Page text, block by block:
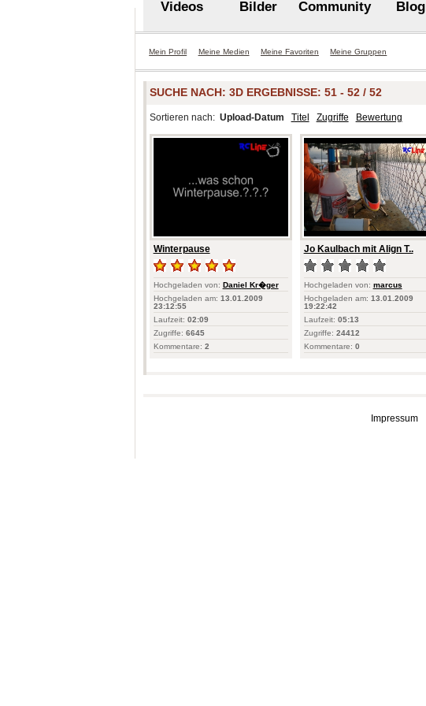
Videos Bilder Community Blog
Mein Profil Meine Medien Meine Favoriten Meine Gruppen
SUCHE NACH:3D ERGEBNISSE: 51 - 52 / 52
Sortieren nach: Upload-Datum Titel Zugriffe Bewertung
Winterpause
Hochgeladen von: Daniel Kr�ger
Hochgeladen am: 13.01.2009
23:12:55
Laufzeit: 02:09
Zugriffe: 6645
Kommentare: 2
Jo Kaulbach mit Align T..
Hochgeladen von: marcus
Hochgeladen am: 13.01.2009
19:22:42
Laufzeit: 05:13
Zugriffe: 24412
Kommentare: 0
Impressum